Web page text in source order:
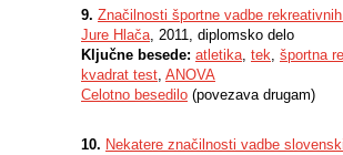
9. Značilnosti športne vadbe
Jure Hlača, 2011, diplomsko delo
Ključne besede: atletika, tek, športna
kvadrat test, ANOVA
Celotno besedilo (povezava drugam)
10. Nekatere značilnosti vadbe